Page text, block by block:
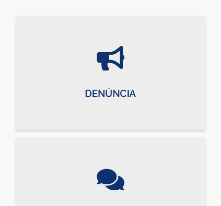
DENÚNCIA